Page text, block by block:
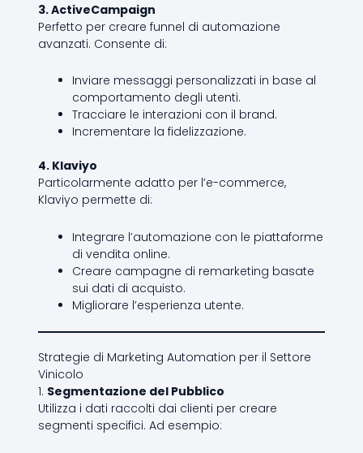
3. ActiveCampaign
Perfetto per creare funnel di automazione
avanzati. Consente di:
Inviare messaggi personalizzati in base al
comportamento degli utenti.
Tracciare le interazioni con il brand.
Incrementare la fidelizzazione.
4. Klaviyo
Particolarmente adatto per l’e-commerce,
Klaviyo permette di:
Integrare l’automazione con le piattaforme
di vendita online.
Creare campagne di remarketing basate
sui dati di acquisto.
Migliorare l’esperienza utente.
Strategie di Marketing Automation per il Settore
Vinicolo
1. Segmentazione del Pubblico
Utilizza i dati raccolti dai clienti per creare
segmenti specifici. Ad esempio: